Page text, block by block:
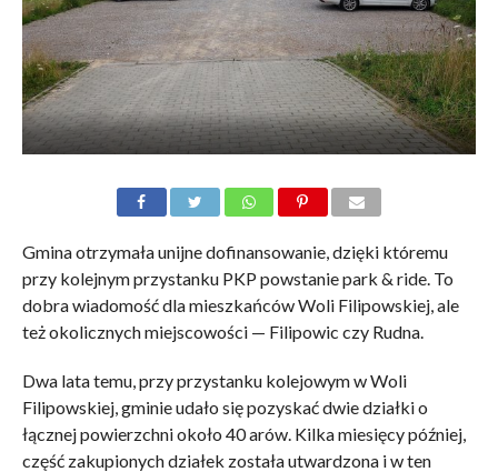
Gmina otrzymała unijne dofinansowanie, dzięki któremu
przy kolejnym przystanku PKP powstanie park & ride. To
dobra wiadomość dla mieszkańców Woli Filipowskiej, ale
też okolicznych miejscowości — Filipowic czy Rudna.
Dwa lata temu, przy przystanku kolejowym w Woli
Filipowskiej, gminie udało się pozyskać dwie działki o
łącznej powierzchni około 40 arów. Kilka miesięcy później,
część zakupionych działek została utwardzona i w ten